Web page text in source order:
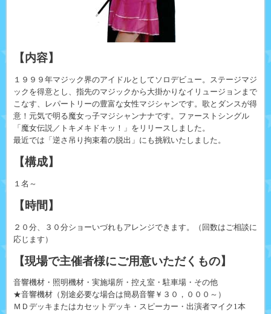
【内容】
１９９９年マジック界のアイドルとしてソロデビュー。ステージマジ
ックを得意とし、指先のマジックから大掛かりなイリュージョンまで
こなす、レパートリーの豊富な女性マジシャンです。歌とダンスが得
意！元気で明る魔女っ子マジシャンナナです。ファーストシングル
「魔女伝説／トキメキドキッ！」をリリースしました。
最近では「逆さ吊り拘束着の脱出」にも挑戦いたしました。
【構成】
１名～
【時間】
２０分、３０分ショーいづれもアレンジできます。（回数はご相談に
応じます）
【現場で主催者様にご用意いただくもの】
音響機材・照明機材・実施場所・控え室・駐車場・その他
★音響機材（別途必要な場合は簡易音響￥３０，０００～）
ＭＤデッキまたはカセットデッキ・スピーカー・出演者マイク1本